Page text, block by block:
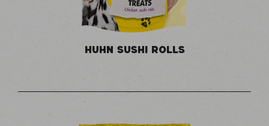
HUHN SUSHI ROLLS